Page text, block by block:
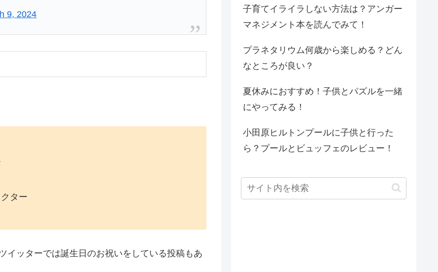
9, 2024
ター
イッターでは誕生日のお祝いをしている投稿もあ
子育てイライラしない方法は？アンガー
マネジメント本を読んでみて！
プラネタリウム何歳から楽しめる？どん
なところが良い？
夏休みにおすすめ！子供とパズルを一緒
にやってみる！
小田原ヒルトンプールに子供と行った
ら？プールとビュッフェのレビュー！